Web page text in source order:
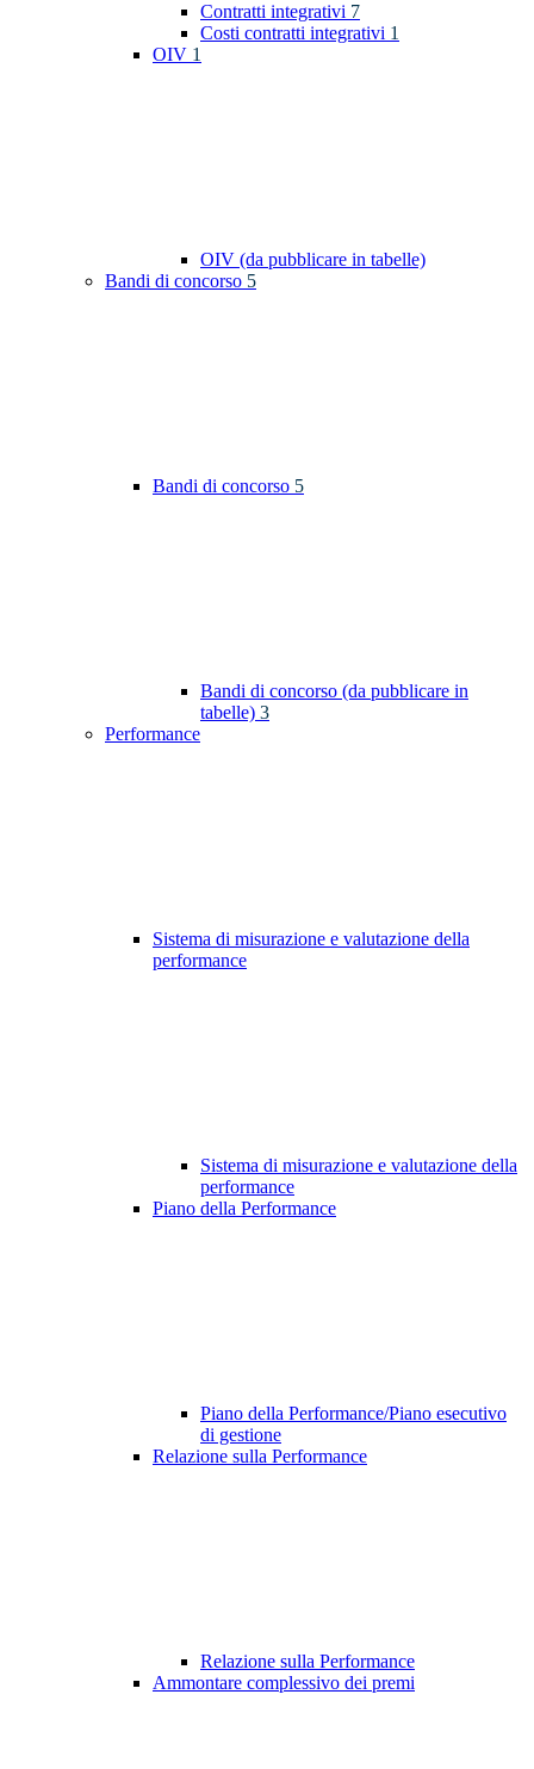
Contratti integrativi 7
Costi contratti integrativi 1
OIV 1
OIV (da pubblicare in tabelle)
Bandi di concorso 5
Bandi di concorso 5
Bandi di concorso (da pubblicare in
tabelle) 3
Performance
Sistema di misurazione e valutazione della
performance
Sistema di misurazione e valutazione della
performance
Piano della Performance
Piano della Performance/Piano esecutivo
di gestione
Relazione sulla Performance
Relazione sulla Performance
Ammontare complessivo dei premi